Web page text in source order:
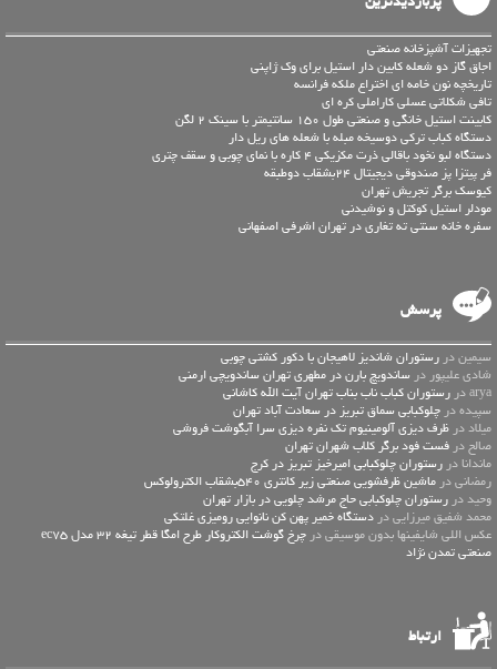
تجهیزات آشپزخانه صنعتی
اجاق گاز دو شعله کابین دار استیل برای وک ژاپنی
تاریخچه نون خامه ای اختراع ملکه فرانسه
تافی شکلاتی عسلی کاراملی کره ای
کابینت استیل خانگی و صنعتی طول 150 سانتیمتر با سینک 2 لگن
دستگاه کباب ترکی دوسیخه مبله با شعله های ریل دار
دستگاه لبو نخود باقالی ذرت مکزیکی 4 کاره با نمای چوبی و سقف چتری
فر پیتزا پز صندوقی دیجیتال 24بشقاب دوطبقه
کیوسک برگر تجریش تهران
مودلر استیل کوکتل و نوشیدنی
سفره خانه سنتی ته تغاری در تهران اشرفی اصفهانی
پرسش
سیمین در رستوران شاندیز لاهیجان با دکور کشتی چوبی
شادی علیپور در ساندویچ بارن در مطهری تهران ساندویچی ارمنی
arya در
رستوران کباب ناب بناب تهران آیت الله کاشانی
سپیده در چلوکبابی سماق تبریز در سعادت آباد تهران
میلاد در ظرف دیزی آلومینیوم تک نفره دیزی سرا آبگوشت فروشی
صالح در فست فود برگر کلاب شهران تهران
ماندانا در رستوران چلوکبابی امیرخیز تبریز در کرج
رمضانی در ماشین ظرفشویی صنعتی زیر کانتری 540بشقاب الکترولوکس
وحید در رستوران چلوکبابی حاج مرشد چلویی در بازار تهران
محمد شفیق میرزایی در دستگاه خمیر پهن کن نانوایی رومیزی غلتکی
عكس اللي شايفينها بدون موسيقى در
چرخ گوشت الکتروکار طرح امگا قطر تیغه 32 مدل ec75
صنعتی تمدن نژاد
ارتباط